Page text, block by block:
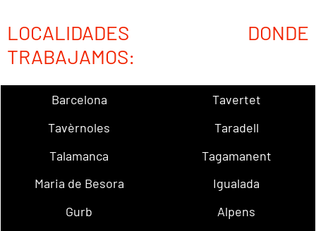
LOCALIDADES DONDE
TRABAJAMOS:
Barcelona
Tavertet
Tavèrnoles
Taradell
Talamanca
Tagamanent
Maria de Besora
Igualada
Gurb
Alpens